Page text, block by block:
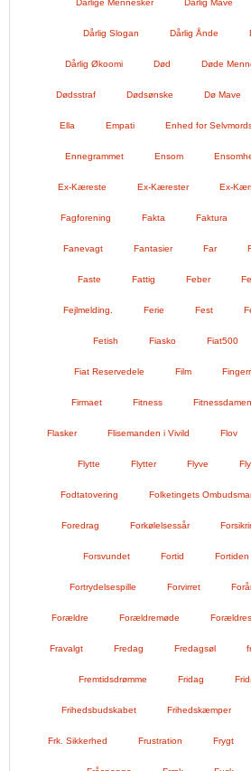
Dårlige Mennesker Dårlig Mave
Dårlig Slogan Dårlig Ånde
Dårlig Økoomi Død Døde
Dødsstraf Dødsønske Dø Mave
Ella Empati Enhed for
Ennegrammet Ensom
Ex-Kæreste Ex-Kærester Ex-
Fagforening Fakta Faktura
Fanevagt Fantasier Far
Faste Fattig Feber
Fejlmelding. Ferie Fest
Fetish Fiasko Fiat500
Fiat Reservedele Film
Firmaet Fitness Fitnessdamen
Flasker Flisemanden i Vivild Flov
Flytte Flytter Flyve
Fodtatovering Folketingets
Foredrag Forkølelsessår
Forsvundet Fortid Fortiden
Fortrydelsespille Forvirret
Forældre Forældremøde
Fravalgt Fredag Fredagsøl
Fremtidsdrømme Fridag
Frihedsbudskabet Frihedskæmper
Frk. Sikkerhed Frustration Frygt